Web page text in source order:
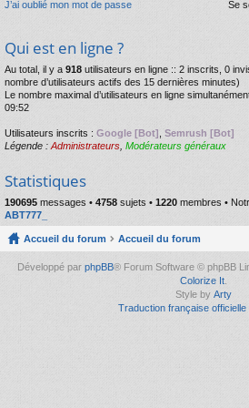
J’ai oublié mon mot de passe Se
Qui est en ligne ?
Au total, il y a 918 utilisateurs en ligne :: 2 inscrits, 0
nombre d’utilisateurs actifs des 15 dernières minutes)
Le nombre maximal d’utilisateurs en ligne
09:52
Utilisateurs inscrits : Google [Bot] Semrush [Bot]
Légende : Administrateurs Modérateurs généraux
Statistiques
190695 messages • 4758 sujets • 1220 membres •
ABT777_
Accueil du forum Accueil du forum
Développé par phpBB® Forum Software © phpBB
Colorize It.
Style by Arty
Traduction française officielle